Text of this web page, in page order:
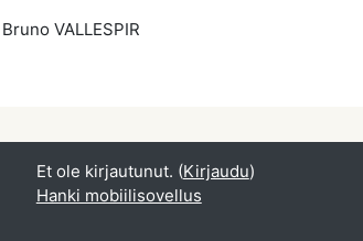
Bruno VALLESPIR
Et ole kirjautunut. (Kirjaudu)
Hanki mobiilisovellus